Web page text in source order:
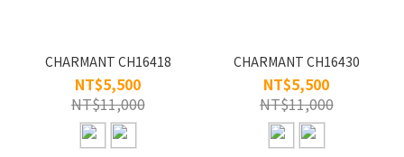
CHARMANT CH16418
NT$5,500
NT$11,000
CHARMANT CH16430
NT$5,500
NT$11,000